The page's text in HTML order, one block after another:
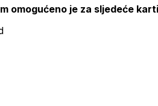
omogućeno je za sljedeće